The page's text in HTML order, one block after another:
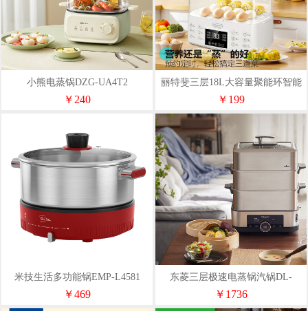
小熊电蒸锅DZG-UA4T2
￥240
丽特斐三层18L大容量聚能环智能
电蒸锅ZG05
￥199
米技生活多功能锅EMP-L4581
￥469
东菱三层极速电蒸锅汽锅DL-
1005+DL-FS010家用
￥1736